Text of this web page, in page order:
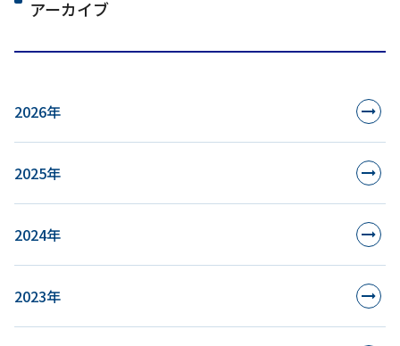
アーカイブ
2026年
2025年
2024年
2023年